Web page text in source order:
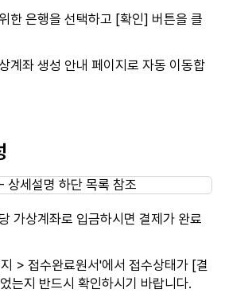
한 은행을 선택하고 [확인] 버튼을 클
계좌 생성 안내 페이지로 자동 이동합
가상계좌로 입금하시면 결제가 완료
> 접수완료원서'에서 접수상태가 [결
는지 반드시 확인하시기 바랍니다.